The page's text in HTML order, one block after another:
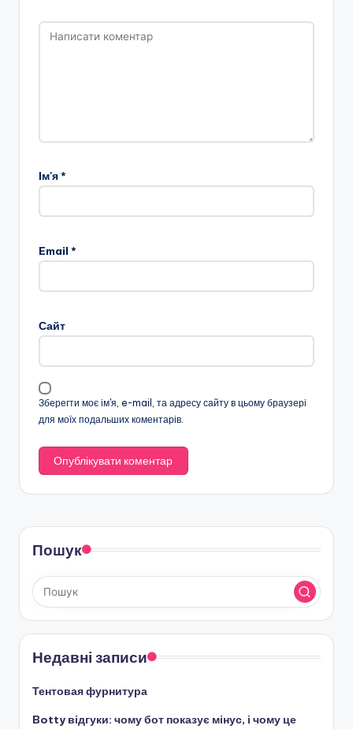
Ім'я*
Email *
Сайт
Зберегти моє ім'я, e-mail, та адресу сайту в цьому браузері
для моїх подальших коментарів.
Пошук
Недавні записи
Тентовая фурнитура
Botty відгуки: чому бот показує мінус, і чому це